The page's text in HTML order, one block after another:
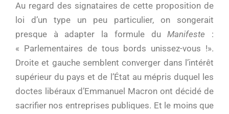
Au regard des signataires de cette proposition de
loi d’un type un peu particulier, on songerait
presque à adapter la formule duManifeste :
« Parlementaires de tous bords unissez-vous !».
Droite et gauche semblent converger dans l’intérêt
supérieur du pays et de l’État au mépris duquel les
doctes libéraux d’Emmanuel Macron ont décidé de
sacrifier nos entreprises publiques. Et le moins que